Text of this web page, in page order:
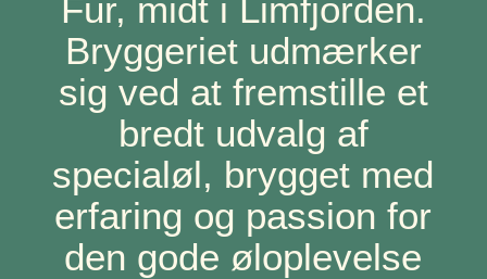
Fur, midt i Limfjorden.
Bryggeriet udmærker
sig ved at fremstille et
bredt udvalg af
specialøl, brygget med
erfaring og passion for
den gode øloplevelse